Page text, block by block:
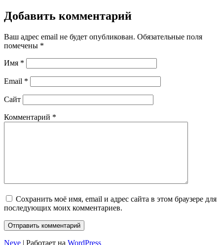
Добавить комментарий
Ваш адрес email не будет опубликован. Обязательные поля
помечены *
Имя *
Email *
Сайт
Комментарий *
Сохранить моё имя, email и адрес сайта в этом браузере для
последующих моих комментариев.
Neve | Работает на WordPress